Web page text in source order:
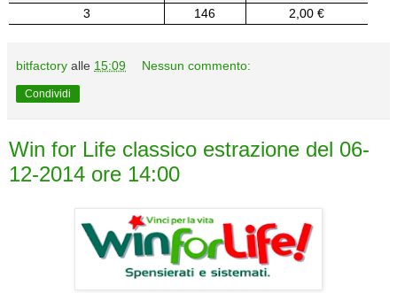
3
146 2,00 €
bitfactory alle 15:09 Nessun commento:
Condividi
Win for Life classico estrazione del 06-
12-2014 ore 14:00